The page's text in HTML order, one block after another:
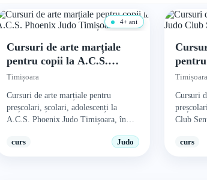
4+ ani
Cursuri de arte marțiale
pentru copii la A.C.S.
Phoenix Judo Timișoara
Timișoara
Cursuri de arte marțiale pentru
preșcolari, școlari, adolescenți la
A.C.S. Phoenix Judo Timișoara, în
curs
Judo
Timișoara
Cursuri
Club
curs